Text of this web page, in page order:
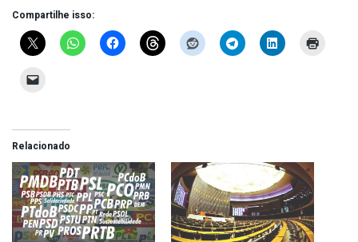
Compartilhe isso:
Relacionado